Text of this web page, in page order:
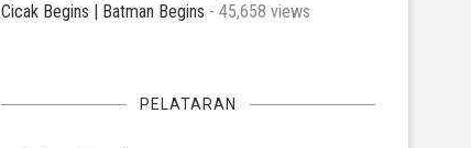
Cicak Begins | Batman Begins - 45,658 views
PELATARAN